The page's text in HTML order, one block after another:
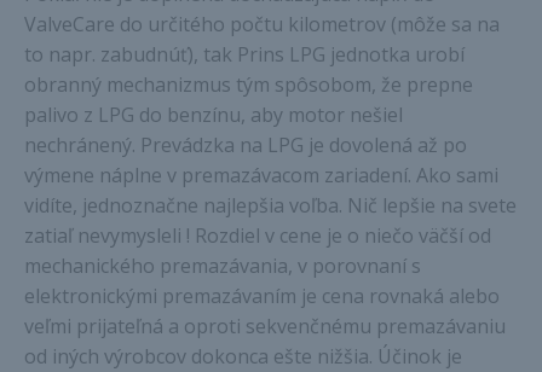
ValveCare do určitého počtu kilometrov (môže sa na
to napr. zabudnúť), tak Prins LPG jednotka urobí
obranný mechanizmus tým spôsobom, že prepne
palivo z LPG do benzínu, aby motor nešiel
nechránený. Prevádzka na LPG je dovolená až po
výmene náplne v premazávacom zariadení. Ako sami
vidíte, jednoznačne najlepšia voľba. Nič lepšie na svete
zatiaľ nevymysleli ! Rozdiel v cene je o niečo väčší od
mechanického premazávania, v porovnaní s
elektronickými premazávaním je cena rovnaká alebo
veľmi prijateľná a oproti sekvenčnému premazávaniu
od iných výrobcov dokonca ešte nižšia. Účinok je